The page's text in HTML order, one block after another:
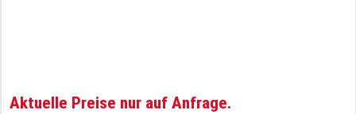
Aktuelle Preise nur auf Anfrage.